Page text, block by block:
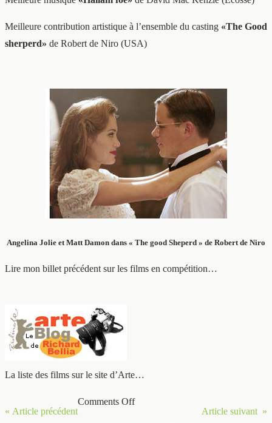
Meilleure contribution artistique à l’ensemble du casting «The Good
sherperd» de Robert de Niro (USA)
Angelina Jolie et Matt Damon dans « The good Sheperd » de Robert de Niro
Lire mon billet précédent sur les films en compétition…
La liste des films sur le site d’Arte…
« Article précédent Article suivant »
Comments Off